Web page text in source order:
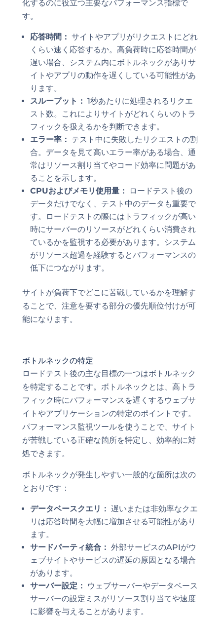
化するのに役立つ主要なパフォーマンス指標で
す。
応答時間： サイトやアプリがリクエストにどれ
くらい速く応答するか。高負荷時に応答時間が
遅い場合、システム内にボトルネックがありサ
イトやアプリの動作を遅くしている可能性があ
ります。
スループット： 1秒あたりに処理されるリクエ
スト数。これによりサイトがどれくらいのトラ
フィックを扱えるかを判断できます。
エラー率： テスト中に失敗したリクエストの割
合。データを見て高いエラー率がある場合、通
常はリソース割り当てやコード効率に問題があ
ることを示します。
CPUおよびメモリ使用量：
ロードテスト後の
データだけでなく、テスト中のデータも重要で
す。ロードテストの際にはトラフィックが高い
時にサーバーのリソースがどれくらい消費され
ているかを監視する必要があります。システム
がリソース超過を経験するとパフォーマンスの
低下につながります。
サイトが負荷下でどこに苦戦しているかを理解す
ることで、注意を要する部分の優先順位付けが可
能になります。
ボトルネックの特定
ロードテスト後の主な目標の一つはボトルネック
を特定することです。ボトルネックとは、高トラ
フィック時にパフォーマンスを遅くするウェブサ
イトやアプリケーションの特定のポイントです。
パフォーマンス監視ツールを使うことで、サイト
が苦戦している正確な箇所を特定し、効率的に対
処できます。
ボトルネックが発生しやすい一般的な箇所は次の
とおりです：
データベースクエリ： 遅いまたは非効率なクエ
リは応答時間を大幅に増加させる可能性があり
ます。
サードパーティ統合： 外部サービスのAPIがウ
ェブサイトやサービスの遅延の原因となる場合
があります。
サーバー設定：
ウェブサーバーやデータベース
サーバーの設定ミスがリソース割り当てや速度
に影響を与えることがあります。